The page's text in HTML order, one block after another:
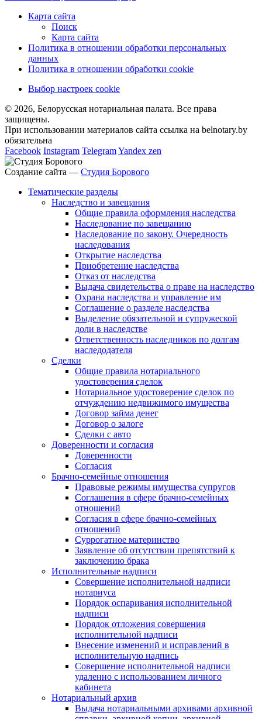
Карта сайта
Поиск
Карта сайта
Политика в отношении обработки персональных
данных
Политика в отношении обработки cookie
Выбор настроек cookie
© 2026, Белорусская нотариальная палата. Все права
защищены.
При использовании материалов сайта ссылка на belnotary.by
обязательна
Facebook Instagram TelegramYandex zen
Создание сайта — Студия Борового
Тематические разделы
Наследство и завещания
Общие правила оформления наследства
Наследование по завещанию
Наследование по закону. Очередность
наследования
Открытие наследства
Приобретение наследства
Отказ от наследства
Выдача свидетельства о праве на наследство
Охрана наследства и управление им
Соглашение о разделе наследства
Выделение обязательной и супружеской
доли в наследстве
Ответственность наследников по долгам
наследодателя
Сделки
Общие правила нотариального
удостоверения сделок
Нотариальное удостоверение сделок по
отчуждению недвижимого имущества
Договор займа денег
Договор о залоге
Сделки с авто
Доверенности и согласия
Доверенности
Согласия
Брачно-семейные отношения
Правовые режимы имущества супругов
Соглашения в сфере брачно-семейных
отношений
Согласия в сфере брачно-семейных
отношений
Суррогатное материнство
Заявление об отсутствии препятствий к
заключению брака
Исполнительные надписи
Совершение исполнительной надписи
нотариуса
Порядок оспаривания исполнительной
надписи
Порядок отложения совершения
исполнительной надписи
Внесение изменений и исправлений в
исполнительную надпись
Совершение исполнительной надписи
удаленно с использованием личного
кабинета
Нотариальный архив
Выдача нотариальными архивами архивной